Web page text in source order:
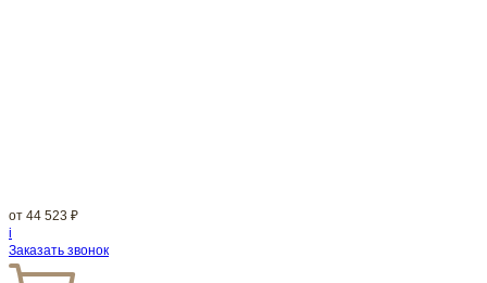
от 44 523 ₽
i
Заказать звонок